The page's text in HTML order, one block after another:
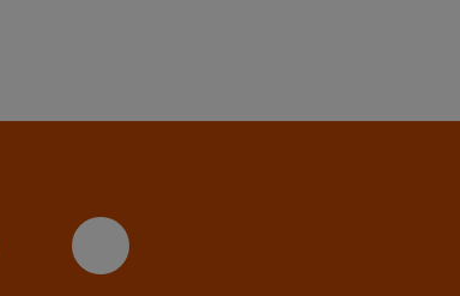
Institutes für Angewandte
der TU Darmstadt
Kanal der TU Darmstadt
LinkedIn-Seite der TU